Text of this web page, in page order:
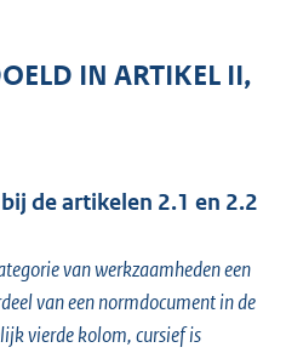
IN ARTIKEL II,
de artikelen 2.1 en 2.2
van werkzaamheden een
van een normdocument in de
vierde kolom, cursief is